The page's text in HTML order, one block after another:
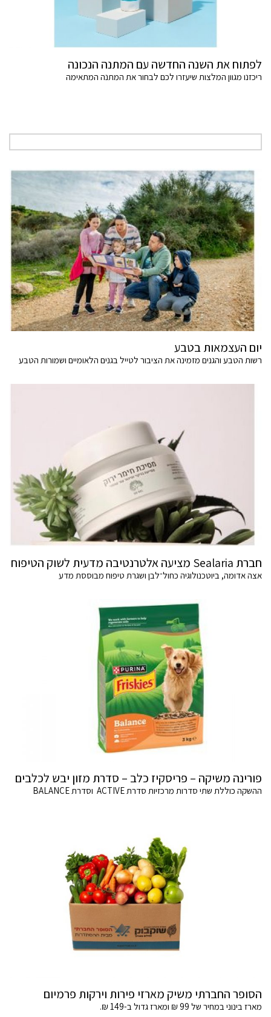
לפתוח את השנה החדשה עם המתנה הנכונה
ריכזנו מגוון המלצות שיעזרו לכם לבחור את המתנה המתאימה
יום העצמאות בטבע
רשות הטבע והגנים מזמינה את הציבור לטייל בגנים הלאומיים ושמורות הטבע
חברת Sealaria מציעה אלטרנטיבה מדעית לשוק הטיפוח
אצה אדומה, ביוטכנולוגיה כחול־לבן ושגרת טיפוח מבוססת מדע
פורינה משיקה – פריסקיז כלב – סדרת מזון יבש לכלבים
ההשקה כוללת שתי סדרות מרכזיות סדרת ACTIVE וסדרת BALANCE
הסופר החברתי משיק מארזי פירות וירקות פרמיום
מארז בינוני במחיר של 99 ₪ ומארז גדול ב-149 ₪.